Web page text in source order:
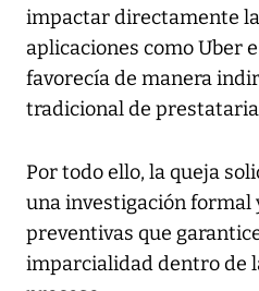
impactar directamente
aplicaciones como Uber
favorecía de manera
tradicional de
Por todo ello, la queja
una investigación formal
preventivas que
imparcialidad dentro de